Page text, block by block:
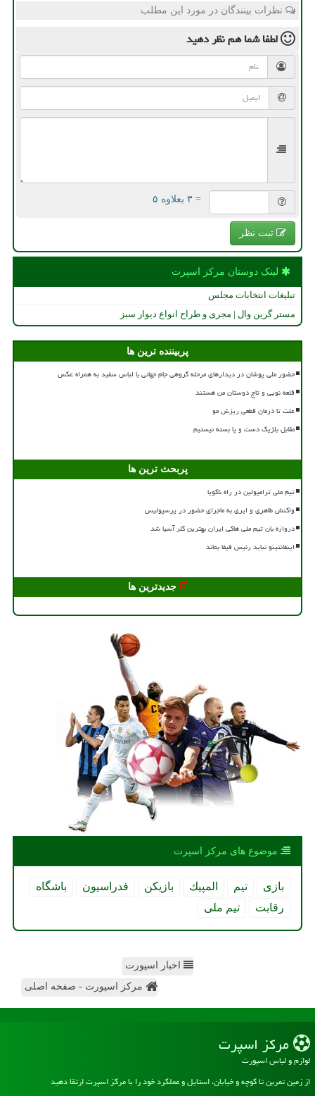
نظرات بینندگان در مورد این مطلب
لطفا شما همنظر دهید
= ۳ بعلاوه ۵
ثبت نظر
لینک دوستان مركز اسپرت
تبلیغات انتخابات مجلس
مستر گرین وال | مجری و طراح انواع دیوار سبز
پربیننده ترین ها
حضور ملی پوشان در دیدارهای مرحله گروهی جام جهانی با لباس سفید به همراه عکس
قلعه نویی و تاج دوستان من هستند
علت تا درمان قطعی ریزش مو
مقابل بلژیک دست و پا بسته نیستیم
پربحث ترین ها
تیم ملی ترامپولین در راه ناگویا
واکنش طاهری و ایری به ماجرای حضور در پرسپولیس
دروازه بان تیم ملی هاکی ایران بهترین گلر آسیا شد
اینفانتینو نباید رئیس فیفا بماند
جدیدترین ها
موضوع های مركز اسپرت
بازی تیم المپیك بازیكن فدراسیون
باشگاه
رقابت
تیم ملی
اخبار اسپورت
مرکز اسپورت - صفحه اصلی
مركز اسپرت
لوازم و لباس اسپورت
از زمین تمرین تا کوچه و خیابان، استایل و عملکرد خود را با مرکز اسپرت ارتقا دهید